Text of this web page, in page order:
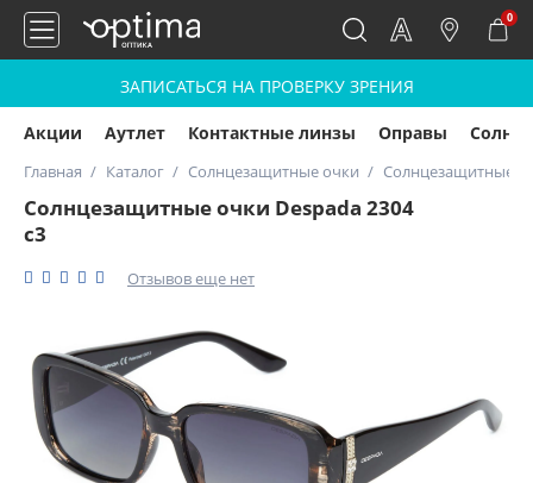
0
ЗАПИСАТЬСЯ НА ПРОВЕРКУ ЗРЕНИЯ
Акции Аутлет Контактные линзы Оправы
Главная Каталог Солнцезащитные очки Солнцезащитные
Солнцезащитные очки Despada 2304
с3
Отзывов еще нет